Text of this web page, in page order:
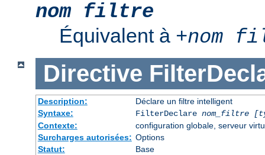
nom filtre
Équivalent à +nom
Directive
Description:
Déclare un filtre intelligent
Syntaxe:
FilterDeclare nom_filtre
Contexte:
configuration globale, serveur
Surcharges autorisées: Options
Statut:
Base